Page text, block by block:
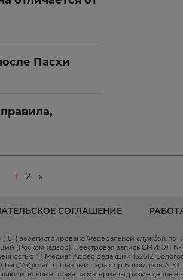
Пасхи
1 2 »
СОГЛАШЕНИЕ
(18+) зарегистрировано Федеральной службой
(Роскомнадзор). Реестровая запись СМИ: ЭЛ №
"К Медиа". Адрес редакции 162612,
bau_76@mail.ru. Главный редактор Богомолов А.
права на материалы, размещенные